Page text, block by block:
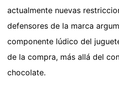
actualmente nuevas
defensores de la marca
componente lúdico del
de la compra, más allá del
chocolate.